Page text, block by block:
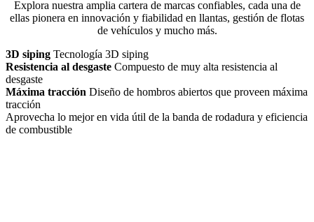
Explora nuestra amplia cartera de marcas confiables, cada una de
ellas pionera en innovación y fiabilidad en llantas, gestión de flotas
de vehículos y mucho más.
3D siping Tecnología 3D siping
Resistencia al desgaste Compuesto de muy alta resistencia al
desgaste
Máxima tracción Diseño de hombros abiertos que proveen máxima
tracción
Aprovecha lo mejor en vida útil de la banda de rodadura y eficiencia
de combustible